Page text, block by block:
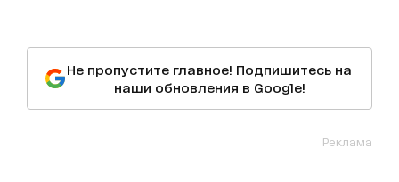
Не пропустите главное! Подпишитесь на
наши обновления в Google!
Реклама